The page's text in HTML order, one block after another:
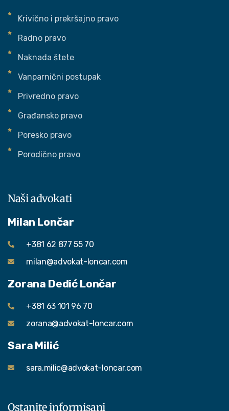
Krivično i prekršajno pravo
Radno pravo
Naknada štete
Vanparnični postupak
Privredno pravo
Građansko pravo
Poresko pravo
Porodično pravo
Naši advokati
Milan Lončar
+381 62 877 55 70
milan@advokat-loncar.com
Zorana Dedić Lončar
+381 63 101 96 70
zorana@advokat-loncar.com
Sara Milić
sara.milic@advokat-loncar.com
Ostanite informisani